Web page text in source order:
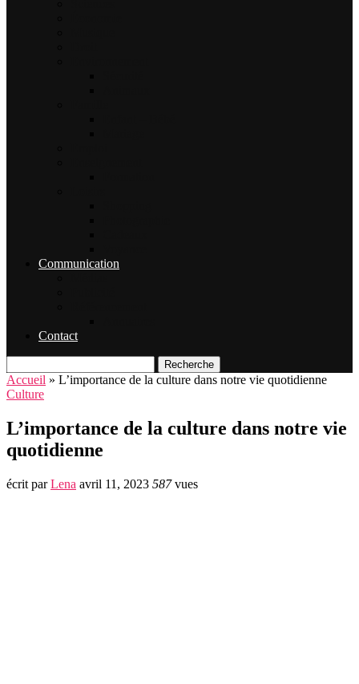
Communication
Contact
Recherche
Accueil » L’importance de la culture dans notre vie quotidienne
Culture
L’importance de la culture dans notre vie
quotidienne
écrit parLena avril 11, 2023 587vues